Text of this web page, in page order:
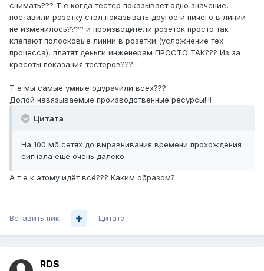
снимать??? Т е когда тестер показывает одно значение,
поставили розетку стал показывать другое и ничего в линии
не изменилось???? и производители розеток просто так
клепают полосковые линии в розетки (усложнение тех
процесса), платят деньги инженерам ПРОСТО ТАК??? Из за
красоты показания тестеров???
Т е мы самые умные одурачили всех???
Долой навязываемые производственные ресурсы!!!!
Цитата
На 100 мб сетях до выравнивания времени прохождения
сигнала еще очень далеко
А т е к этому идёт всё??? Каким образом?
Вставить ник Цитата
RDS